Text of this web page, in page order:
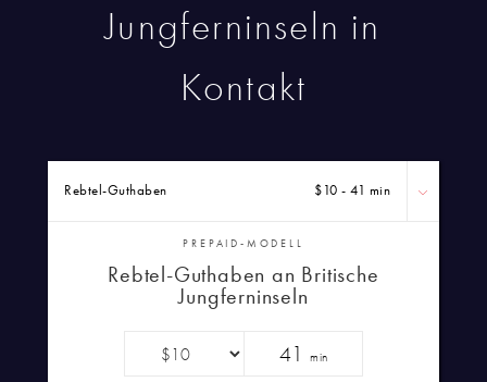
Jungferninseln in
Kontakt
Rebtel-Guthaben $10 - 41 min
PREPAID-MODELL
Rebtel-Guthaben an Britische
Jungferninseln
41
min